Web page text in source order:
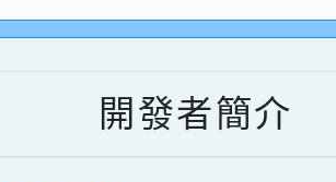
師林老師
文瑛教師榮獲教
台語-第二名
校參與2026世
榮獲科學小創客佳
開發者簡介